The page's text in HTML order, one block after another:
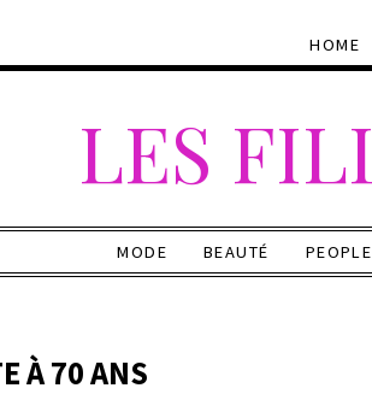
HOME
LES
MODE BEAUTÉ PEOPLE
À 70 ANS